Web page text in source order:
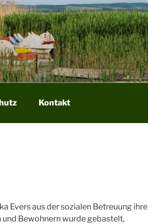
Kontakt
Evers aus der sozialen Betreuung ihre
Bewohnern wurde gebastelt,